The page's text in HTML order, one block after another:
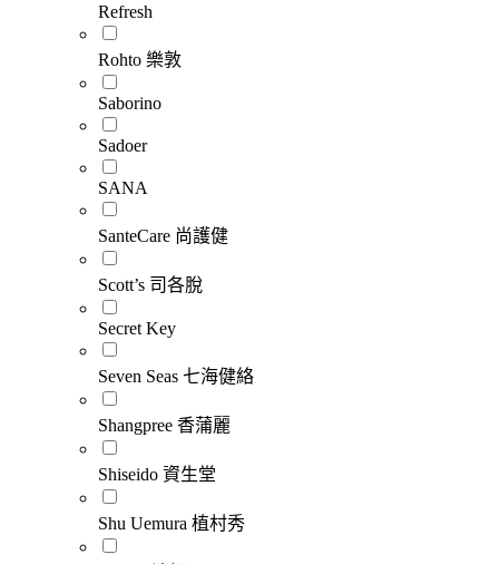
Refresh
Rohto 樂敦
Saborino
Sadoer
SANA
SanteCare 尚護健
Scott’s 司各脫
Secret Key
Seven Seas 七海健絡
Shangpree 香蒲麗
Shiseido 資生堂
Shu Uemura 植村秀